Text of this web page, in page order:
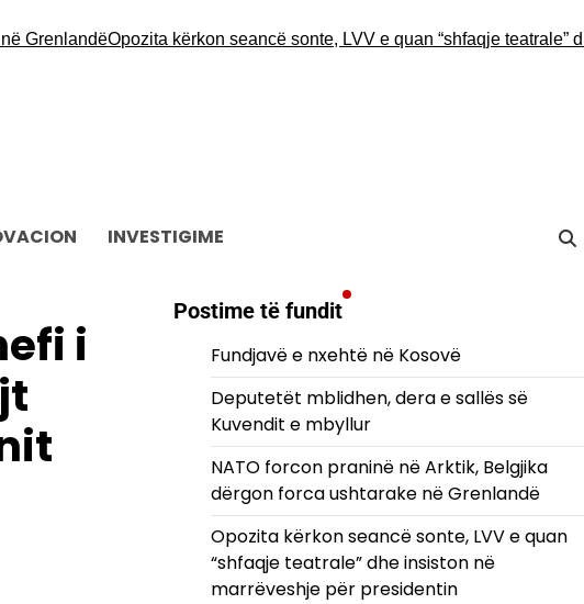
Opozita kërkon seancë sonte, LVV e quan “shfaqje teatrale”
INVESTIGIME
i
Postime të fundit
Fundjavë e nxehtë në Kosovë
Deputetët mblidhen, dera e sallës së
Kuvendit e mbyllur
NATO forcon praninë në Arktik, Belgjika
dërgon forca ushtarake në Grenlandë
Opozita kërkon seancë sonte, LVV e quan
“shfaqje teatrale” dhe insiston në
marrëveshje për presidentin